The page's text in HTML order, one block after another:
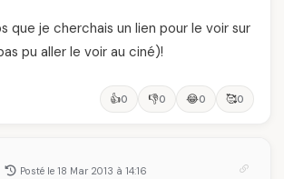
que je cherchais un lien pour le voir sur
pu aller le voir au ciné)!
👍0 👎0 😂0 🥰0
Posté le 18 Mar 2013 à 14:16